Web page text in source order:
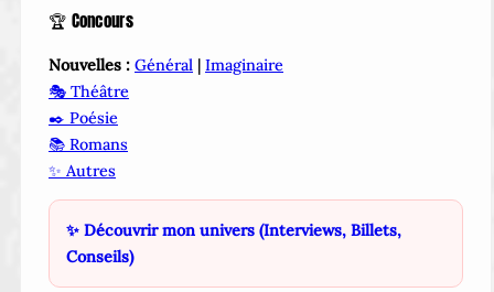
🏆 Concours
Nouvelles : Général | Imaginaire
🎭 Théâtre
✒️ Poésie
📚 Romans
✨ Autres
✨ Découvrir mon univers (Interviews, Billets,
Conseils)